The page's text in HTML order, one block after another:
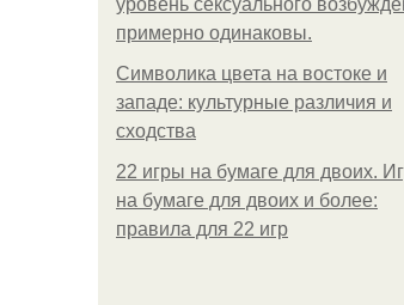
уровень сексуального
примерно одинаковы.
Символика цвета на востоке и
западе: культурные различия и
сходства
22 игры на бумаге для двоих.
на бумаге для двоих и более:
правила для 22 игр